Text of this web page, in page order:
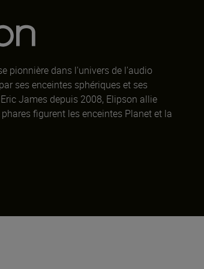
pionnière dans l'univers de l'audio
ses enceintes sphériques et ses
James depuis 2008, Elipson allie
figurent les enceintes Planet et la